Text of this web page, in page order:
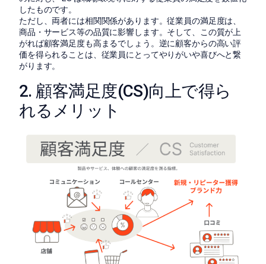
したものです。
ただし、両者には相関関係があります。従業員の満足度は、
商品・サービス等の品質に影響します。そして、この質が上
がれば顧客満足度も高まるでしょう。逆に顧客からの高い評
価を得られることは、従業員にとってやりがいや喜びへと繋
がります。
2. 顧客満足度(CS)向上で得ら
れるメリット